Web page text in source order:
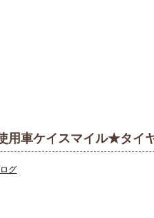
用車ケイスマイル★タイ
グ